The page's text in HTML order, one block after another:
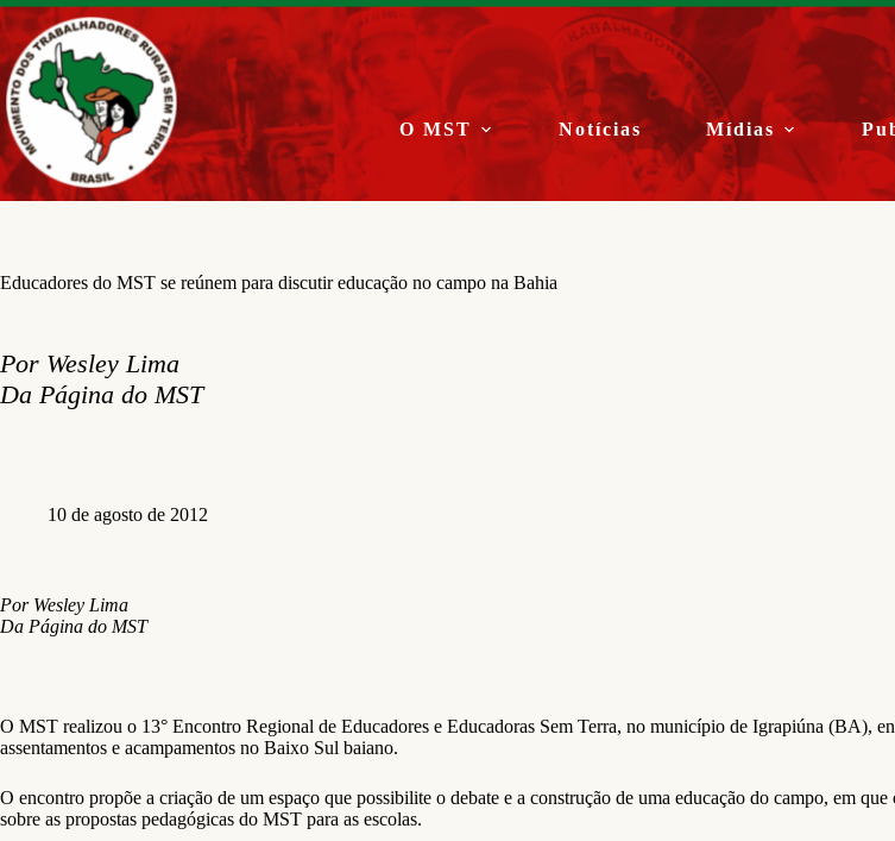
Pular
para
o
conteúdo
O MST Notícias Mídias
Educadores do MST se reúnem para discutir educação no campo na Bahia
Por Wesley Lima
Da Página do MST
10 de agosto de 2012
Por Wesley Lima
Da Página do MST
O MST realizou o 13° Encontro Regional de Educadores e Educadoras Sem Terra, no município de Igrapiúna (BA),
assentamentos e acampamentos no Baixo Sul baiano.
O encontro propõe a criação de um espaço que possibilite o debate e a construção de uma educação do campo, em
sobre as propostas pedagógicas do MST para as escolas.